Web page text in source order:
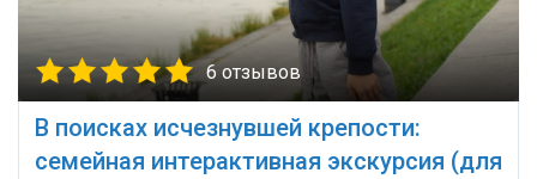
6 отзывов
В поисках исчезнувшей крепости:
семейная интерактивная экскурсия (для